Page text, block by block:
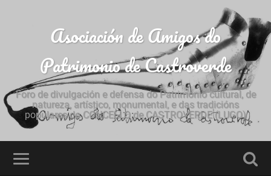
Asociación de Amigos do
Patrimonio de Castroverde
Foro de divulgación e defensa do Patrimonio cultural, de
natureza, artístico, monumental, e das tradicións
populares do CONCELLO de CASTROVERDE (LUGO)